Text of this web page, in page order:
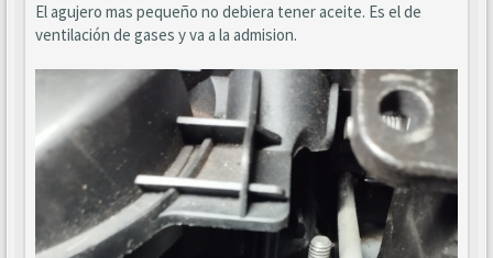
El agujero mas pequeño no debiera tener aceite. Es el de
ventilación de gases y va a la admision.